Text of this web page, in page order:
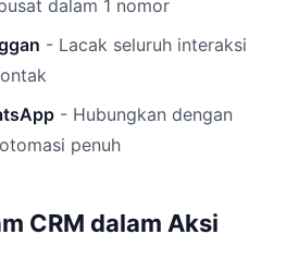
dalam 1 nomor
- Lacak seluruh interaksi
- Hubungkan dengan
penuh
CRM dalam Aksi